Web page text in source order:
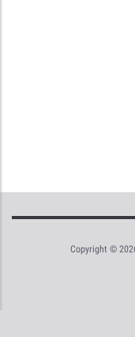
Copyright ©